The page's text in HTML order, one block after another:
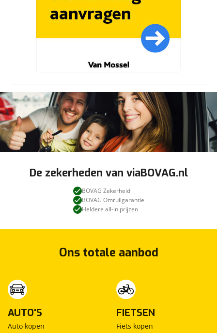
grootlichtassistent
hill hold functie
parkeersensor achter
rondomzicht camera
vermoeidheids herkenning
zij airbag(s) voor
om je aanvraag zo goed mogelijk bij de
aanbieder te brengen. Lees hier meer over in
onzeprivacyverklaring
Verstuur mijn vraag
viaBOVAG.nl verwerkt je persoonsgegevens
aanbieder te brengen. Lees hier meer over in
onzeprivacyverklaring .
Stuur mijn bevinding door
De zekerheden van viaBOVAG.nl
BOVAG Zekerheid
BOVAG Omruilgarantie
Heldere all-in prijzen
Ons totale aanbod
AUTO'S
Auto kopen
FIETSEN
Fiets kopen